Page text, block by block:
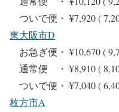
ついで便・ ¥7,920 (
東大阪市D
お急ぎ便・ ¥10,670 (
通常便 ・ ¥8,910 (
ついで便・ ¥7,040 (
枚方市A